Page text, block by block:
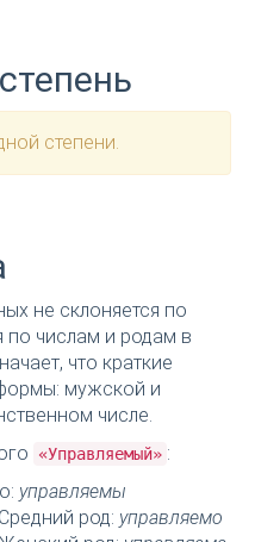
степени.
не склоняется по
по числам и родам в
что краткие
мужской и
числе.
«Управляемый» :
управляемы
род: управляемо